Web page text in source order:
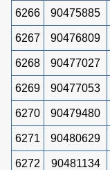
6266 90475885
6267 90476809
6268 90477027
6269 90477053
6270 90479480
6271 90480629
6272 90481134